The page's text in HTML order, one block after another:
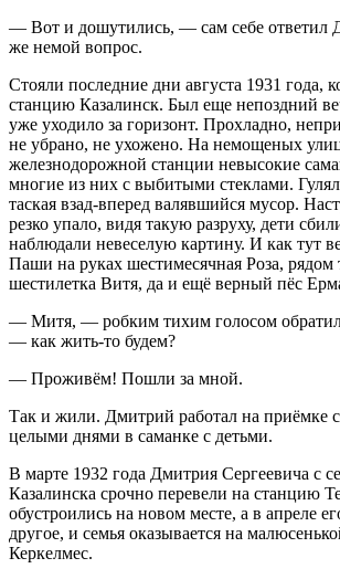
— Вот и дошутились, — сам себе ответил
же немой вопрос.
Стояли последние дни августа 1931 года,
станцию Казалинск. Был еще непоздний
уже уходило за горизонт. Прохладно,
не убрано, не ухожено. На немощеных
железнодорожной станции невысокие
многие из них с выбитыми стеклами.
таская взад-вперед валявшийся мусор.
резко упало, видя такую разруху, дети
наблюдали невеселую картину. И как тут
Паши на руках шестимесячная Роза,
шестилетка Витя, да и ещё верный пёс
— Митя, — робким тихим голосом
— как жить-то будем?
— Проживём! Пошли за мной.
Так и жили. Дмитрий работал на приёмке
целыми днями в саманке с детьми.
В марте 1932 года Дмитрия Сергеевича с
Казалинска срочно перевели на станцию
обустроились на новом месте, а в апреле
другое, и семья оказывается на
Керкелмес.